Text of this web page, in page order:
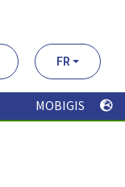
FR
MOBIGIS